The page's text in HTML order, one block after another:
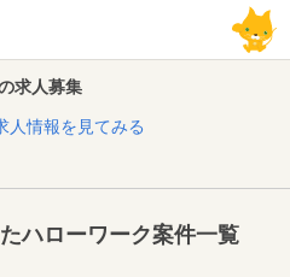
人募集
人情報を見てみる
ハローワーク案件一覧